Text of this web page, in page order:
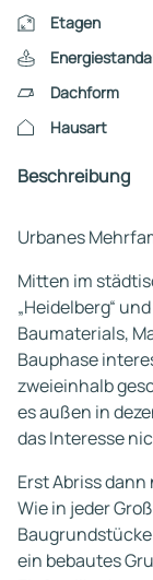
Etagen
Dachform
Hausart
Beschreibung
Urbanes
Mitten im
„Heidelberg“
Baumaterials,
Bauphase
zweieinhalb
es außen in
das Interesse
Erst Abriss
Wie in jeder
ein bebautes